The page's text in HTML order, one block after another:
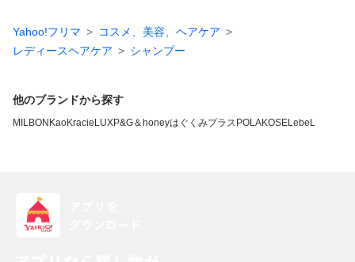
Yahoo!フリマ
コスメ、美容、ヘアケア
レディースヘアケア
シャンプー
他のブランドから探す
MILBON KaoKracie LUXP&G＆honeyはぐくみプラス POLAKOSELebeL